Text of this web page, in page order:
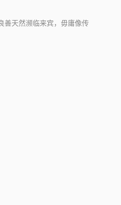
善天然濒临来宾，毋庸像传